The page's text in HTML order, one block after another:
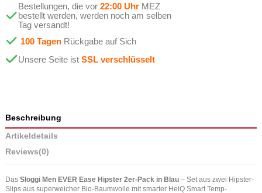
Bestellungen, die vor 22:00 Uhr MEZ
bestellt werden, werden noch am selben
Tag versandt!
100 Tagen Rückgabe auf Sich
Unsere Seite ist SSL verschlüsselt
Beschreibung
Artikeldetails
Reviews(0)
Das Sloggi Men EVER Ease Hipster 2er-Pack in Blau – Set aus zwei Hipster-
Slips aus superweicher Bio-Baumwolle mit smarter HeiQ Smart Temp-